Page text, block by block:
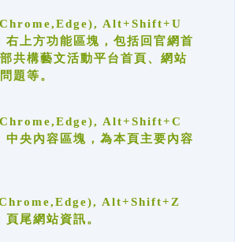
Alt+Shift+U
上方功能區塊，包括回官網首
共構藝文活動平台首頁、網站
題等。
Alt+Shift+C
央內容區塊，為本頁主要內容
Alt+Shift+Z
尾網站資訊。